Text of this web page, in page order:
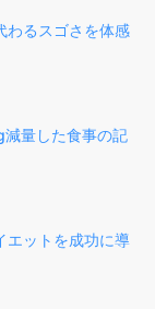
わるスゴさを体感
量した食事の記
エットを成功に導